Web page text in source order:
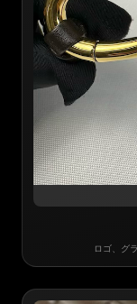
ロゴ、グ